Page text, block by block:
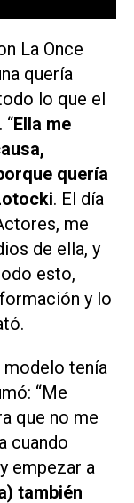
La Once
quería
lo que el
“Ella me
quería
. El día
me
de ella, y
esto,
y lo
modelo tenía
“Me
que no me
cuando
empezar a
también